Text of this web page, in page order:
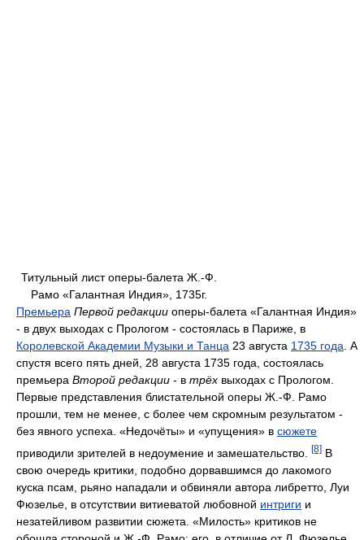
Титульный лист оперы-балета Ж.-Ф.
Рамо «Галантная Индия», 1735г.
Премьера Первой редакции оперы-балета «Галантная Индия»
- в двух выходах с Прологом - состоялась в Париже, в
Королевской Академии Музыки и Танца 23 августа 1735 года. А
спустя всего пять дней, 28 августа 1735 года, состоялась
премьера Второй редакции - в трёх выходах с Прологом.
Первые представления блистательной оперы Ж.-Ф. Рамо
прошли, тем не менее, с более чем скромным результатом -
без явного успеха. «Недочёты» и «упущения» в сюжете
приводили зрителей в недоумение и замешательство.
[8] В
свою очередь критики, подобно дорвавшимся до лакомого
куска псам, рьяно нападали и обвиняли автора либретто, Луи
Фюзелье, в отсутствии витиеватой любовной интриги и
незатейливом развитии сюжета. «Милость» критиков не